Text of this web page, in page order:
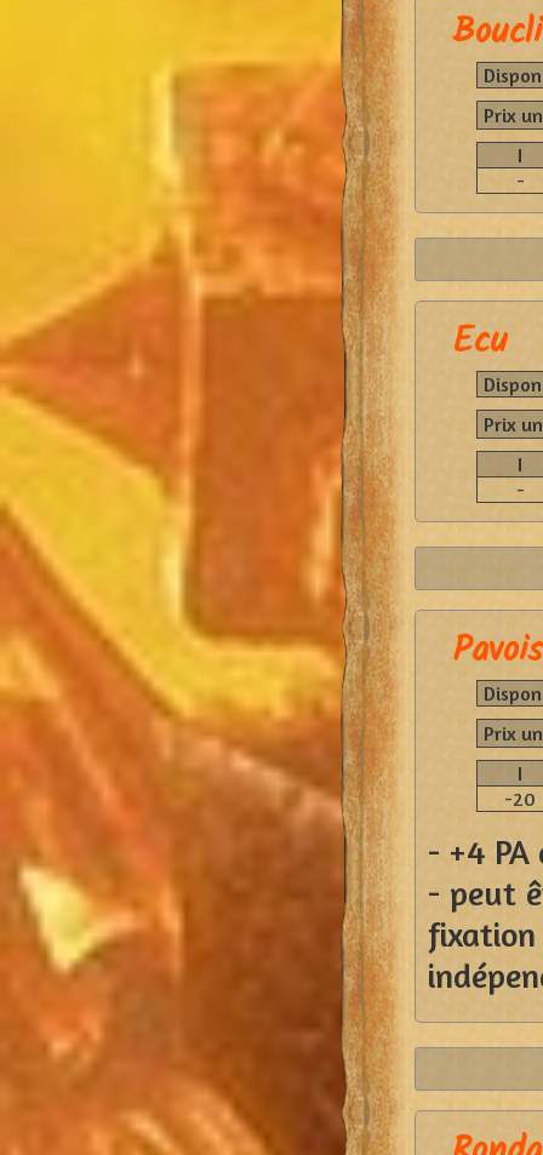
Prix
I
-
Ecu
Prix
I
-
Pavois
Prix
I
-20
- +4
- peut